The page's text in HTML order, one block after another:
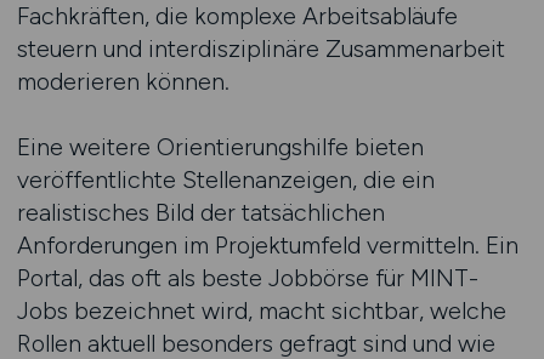
Fachkräften, die komplexe Arbeitsabläufe
steuern und interdisziplinäre Zusammenarbeit
moderieren können.
Eine weitere Orientierungshilfe bieten
veröffentlichte Stellenanzeigen, die ein
realistisches Bild der tatsächlichen
Anforderungen im Projektumfeld vermitteln. Ein
Portal, das oft als beste Jobbörse für MINT-
Jobs bezeichnet wird, macht sichtbar, welche
Rollen aktuell besonders gefragt sind und wie